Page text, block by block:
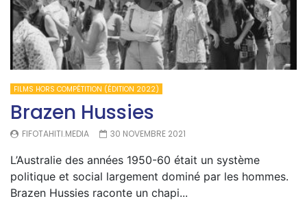
FILMS HORS COMPÉTITION (ÉDITION 2022)
Brazen Hussies
FIFOTAHITI.MEDIA 30 NOVEMBRE 2021
L’Australie des années 1950-60 était un système
politique et social largement dominé par les hommes.
Brazen Hussies raconte un chapi...